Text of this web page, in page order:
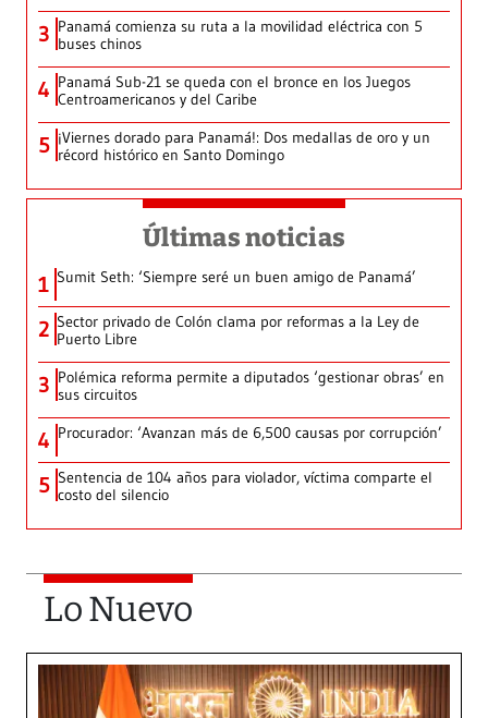
3 Panamá comienza su ruta a la movilidad eléctrica con 5
buses chinos
4 Panamá Sub-21 se queda con el bronce en los Juegos
Centroamericanos y del Caribe
5 ¡Viernes dorado para Panamá!: Dos medallas de oro y un
récord histórico en Santo Domingo
Últimas noticias
1 Sumit Seth: ‘Siempre seré un buen amigo de Panamá’
2 Sector privado de Colón clama por reformas a la Ley de
Puerto Libre
3 Polémica reforma permite a diputados ‘gestionar obras’ en
sus circuitos
4 Procurador: ‘Avanzan más de 6,500 causas por corrupción’
5 Sentencia de 104 años para violador, víctima comparte el
costo del silencio
Lo Nuevo